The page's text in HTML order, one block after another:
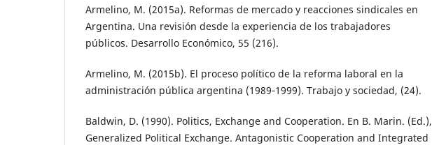
Armelino, M. (2015a). Reformas de mercado y reacciones sindicales en
Argentina. Una revisión desde la experiencia de los trabajadores
públicos. Desarrollo Económico, 55 (216).
Armelino, M. (2015b). El proceso político de la reforma laboral en la
administración pública argentina (1989‐1999). Trabajo y sociedad, (24).
Baldwin, D. (1990). Politics, Exchange and Cooperation. En B. Marin. (Ed.),
Generalized Political Exchange. Antagonistic Cooperation and Integrated